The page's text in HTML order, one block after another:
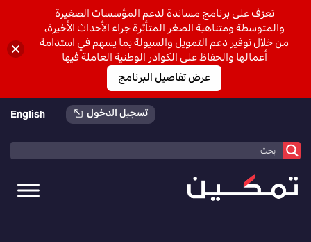
تسجيل الدخول English
تعرّف على برنامج مساندة لدعم المؤسسات الصغيرة
والمتوسطة ومتناهية الصغر المتأثرة جراء الأحداث الأخيرة،
من خلال توفير دعم التمويل والسيولة بما يسهم في استدامة
أعمالها والحفاظ على الكوادر الوطنية العاملة فيها
عرض تفاصيل البرنامج